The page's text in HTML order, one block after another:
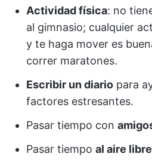
Actividad física: no
al gimnasio; cualquier
y te haga mover es
correr maratones.
Escribir un diario para
factores estresantes.
Pasar tiempo con
Pasar tiempo al aire libre